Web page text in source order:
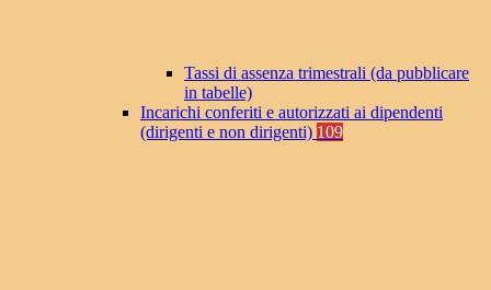
Tassi di assenza trimestrali (da pubblicare
in tabelle)
Incarichi conferiti e autorizzati ai dipendenti
(dirigenti e non dirigenti) 109